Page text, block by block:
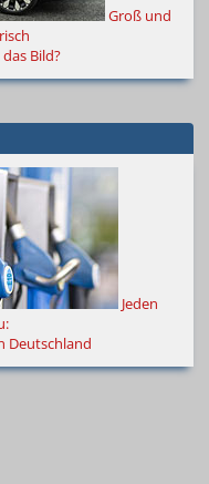
Groß und
Bild?
Jeden
Deutschland